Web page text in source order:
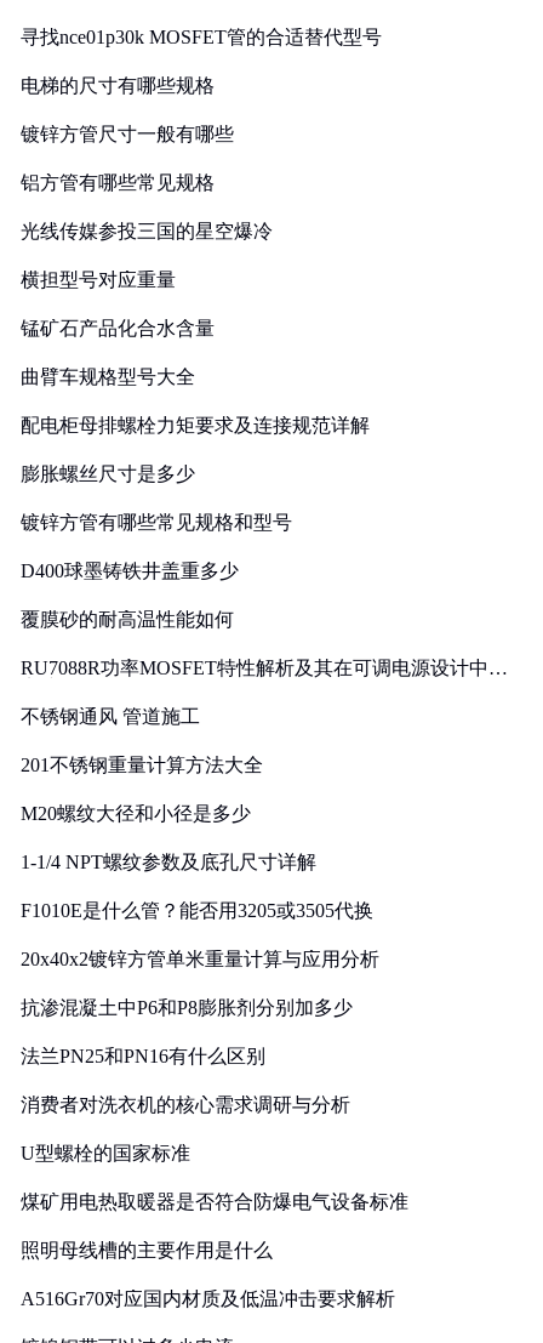
寻找nce01p30k MOSFET管的合适替代型号
电梯的尺寸有哪些规格
镀锌方管尺寸一般有哪些
铝方管有哪些常见规格
光线传媒参投三国的星空爆冷
横担型号对应重量
锰矿石产品化合水含量
曲臂车规格型号大全
配电柜母排螺栓力矩要求及连接规范详解
膨胀螺丝尺寸是多少
镀锌方管有哪些常见规格和型号
D400球墨铸铁井盖重多少
覆膜砂的耐高温性能如何
RU7088R功率MOSFET特性解析及其在可调电源设计中的
不锈钢通风 管道施工
201不锈钢重量计算方法大全
M20螺纹大径和小径是多少
1-1/4 NPT螺纹参数及底孔尺寸详解
F1010E是什么管？能否用3205或3505代换
20x40x2镀锌方管单米重量计算与应用分析
抗渗混凝土中P6和P8膨胀剂分别加多少
法兰PN25和PN16有什么区别
消费者对洗衣机的核心需求调研与分析
U型螺栓的国家标准
煤矿用电热取暖器是否符合防爆电气设备标准
照明母线槽的主要作用是什么
A516Gr70对应国内材质及低温冲击要求解析